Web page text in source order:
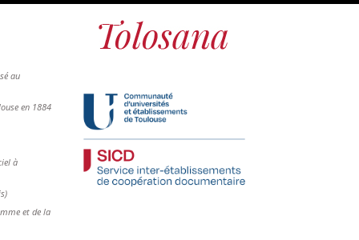
au
en 1884
à
et de la